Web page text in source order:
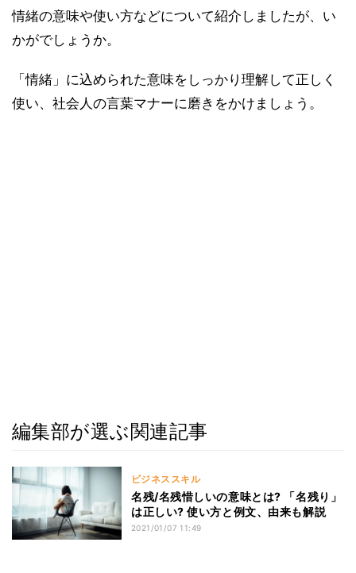
情緒の意味や使い方などについて紹介しましたが、い
かがでしょうか。
「情緒」に込められた意味をしっかり理解して正しく
使い、社会人の言葉マナーに磨きをかけましょう。
編集部が選ぶ関連記事
ビジネススキル
名残/名残惜しいの意味とは? 「名残り」
は正しい? 使い方と例文、由来も解説
2021/01/07 11:49